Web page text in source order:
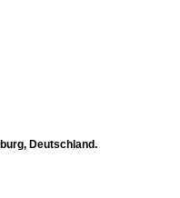
Deutschland.